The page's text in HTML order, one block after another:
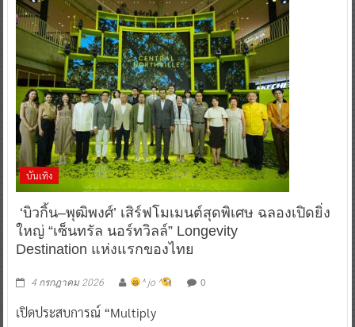
บันเทิง
‘บิวกิ้น–พุฒิพงศ์’ เสิร์ฟโมเมนต์สุดพิเศษ ฉลองเปิดยิ่ง
ใหญ่ “เซ็นทรัล นอร์ทวิลล์” Longevity
Destination แห่งแรกของไทย
4 กรกฎาคม 2026 ^ jo ^ 0
เปิดประสบการณ์ “Multiply